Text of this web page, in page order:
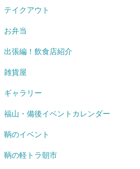
テイクアウト
お弁当
出張編！飲食店紹介
雑貨屋
ギャラリー
福山・備後イベントカレンダー
鞆のイベント
鞆の軽トラ朝市